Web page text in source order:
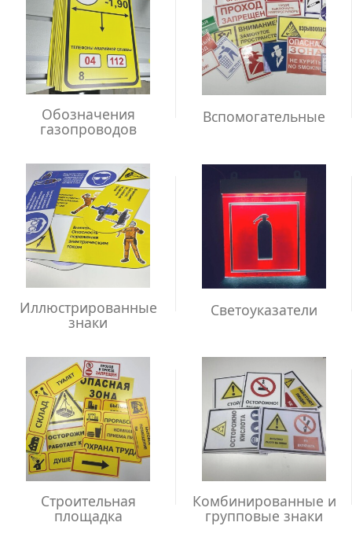
Обозначения
газопроводов
Вспомогательные
Иллюстрированные
знаки
Светоуказатели
Строительная
площадка
Комбинированные и
групповые знаки